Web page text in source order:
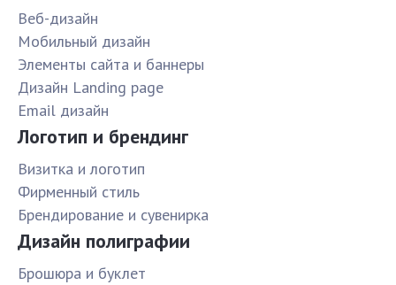
Веб-дизайн
Мобильный дизайн
Элементы сайта и баннеры
Дизайн Landing page
Email дизайн
Логотип и брендинг
Визитка и логотип
Фирменный стиль
Брендирование и сувенирка
Дизайн полиграфии
Брошюра и буклет